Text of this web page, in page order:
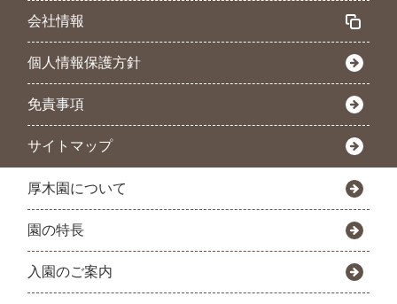
会社情報
個人情報保護方針
免責事項
サイトマップ
厚木園について
園の特長
入園のご案内